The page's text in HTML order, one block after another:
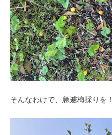
そんなわけで、急遽梅採りを！